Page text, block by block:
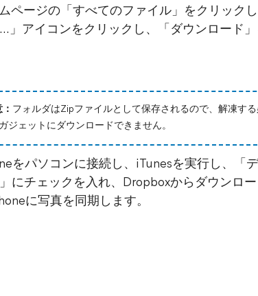
ページの「すべてのファイル」をクリック
」アイコンをクリックし、「ダウンロード」
フォルダはZipファイルとして保存されるので、解凍す
ジェットにダウンロードできません。
をパソコンに接続し、iTunesを実行し、
にチェックを入れ、Dropboxからダウンロ
に写真を同期します。